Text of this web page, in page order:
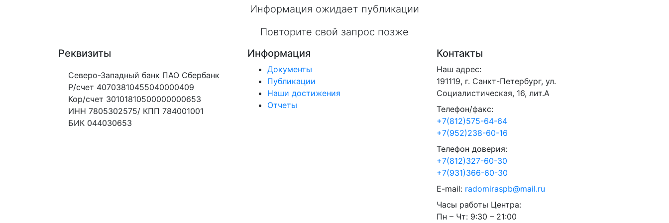
Информация ожидает публикации
Повторите свой запрос позже
Реквизиты
Северо-Западный банк ПАО Сбербанк
Р/счет 40703810455040000409
Кор/счет 30101810500000000653
ИНН 7805302575/ КПП 784001001
БИК 044030653
Информация
Документы
Публикации
Наши достижения
Отчеты
Контакты
Наш адрес:
191119, г. Санкт-Петербург, ул.
Социалистическая, 16, лит.А
Телефон/факс:
+7(812)575-64-64
+7(952)238-60-16
Телефон доверия:
+7(812)327-60-30
+7(931)366-60-30
E-mail: radomiraspb@mail.ru
Часы работы Центра:
Пн – Чт: 9:30 – 21:00